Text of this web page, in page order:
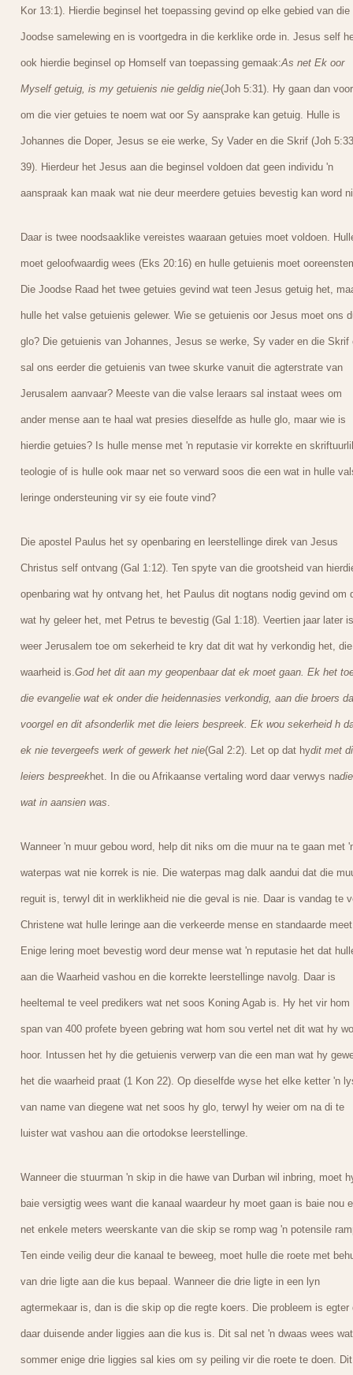
Kor 13:1). Hierdie beginsel het toepassing gevind op elke gebied van die
Joodse samelewing en is voortgedra in die kerklike orde in. Jesus self
ook hierdie beginsel op Homself van toepassing gemaak:As net Ek oor
Myself getuig, is my getuienis nie geldig nie(Joh 5:31). Hy gaan dan
om die vier getuies te noem wat oor Sy aansprake kan getuig. Hulle is
Johannes die Doper, Jesus se eie werke, Sy Vader en die Skrif (Joh
39). Hierdeur het Jesus aan die beginsel voldoen dat geen individu 'n
aanspraak kan maak wat nie deur meerdere getuies bevestig kan word
Daar is twee noodsaaklike vereistes waaraan getuies moet voldoen.
moet geloofwaardig wees (Eks 20:16) en hulle getuienis moet
Die Joodse Raad het twee getuies gevind wat teen Jesus getuig het,
hulle het valse getuienis gelewer. Wie se getuienis oor Jesus moet ons
glo? Die getuienis van Johannes, Jesus se werke, Sy vader en die Skrif
sal ons eerder die getuienis van twee skurke vanuit die agterstrate van
Jerusalem aanvaar? Meeste van die valse leraars sal instaat wees om
ander mense aan te haal wat presies dieselfde as hulle glo, maar wie is
hierdie getuies? Is hulle mense met 'n reputasie vir korrekte en
teologie of is hulle ook maar net so verward soos die een wat in hulle
leringe ondersteuning vir sy eie foute vind?
Die apostel Paulus het sy openbaring en leerstellinge direk van Jesus
Christus self ontvang (Gal 1:12). Ten spyte van die grootsheid van
openbaring wat hy ontvang het, het Paulus dit nogtans nodig gevind om
wat hy geleer het, met Petrus te bevestig (Gal 1:18). Veertien jaar later
weer Jerusalem toe om sekerheid te kry dat dit wat hy verkondig het, die
waarheid is.God het dit aan my geopenbaar dat ek moet gaan. Ek het
die evangelie wat ek onder die heidennasies verkondig, aan die broers
voorgel en dit afsonderlik met die leiers bespreek. Ek wou sekerheid h
ek nie tevergeefs werk of gewerk het nie(Gal 2:2). Let op dat hydit met
leiers bespreekhet. In die ou Afrikaanse vertaling word daar verwys nadie
wat in aansien was.
Wanneer 'n muur gebou word, help dit niks om die muur na te gaan met
waterpas wat nie korrek is nie. Die waterpas mag dalk aandui dat die
reguit is, terwyl dit in werklikheid nie die geval is nie. Daar is vandag te
Christene wat hulle leringe aan die verkeerde mense en standaarde
Enige lering moet bevestig word deur mense wat 'n reputasie het dat
aan die Waarheid vashou en die korrekte leerstellinge navolg. Daar is
heeltemal te veel predikers wat net soos Koning Agab is. Hy het vir hom
span van 400 profete byeen gebring wat hom sou vertel net dit wat hy
hoor. Intussen het hy die getuienis verwerp van die een man wat hy
het die waarheid praat (1 Kon 22). Op dieselfde wyse het elke ketter 'n
van name van diegene wat net soos hy glo, terwyl hy weier om na di te
luister wat vashou aan die ortodokse leerstellinge.
Wanneer die stuurman 'n skip in die hawe van Durban wil inbring, moet
baie versigtig wees want die kanaal waardeur hy moet gaan is baie nou
net enkele meters weerskante van die skip se romp wag 'n potensile
Ten einde veilig deur die kanaal te beweeg, moet hulle die roete met
van drie ligte aan die kus bepaal. Wanneer die drie ligte in een lyn
agtermekaar is, dan is die skip op die regte koers. Die probleem is egter
daar duisende ander liggies aan die kus is. Dit sal net 'n dwaas wees wat
sommer enige drie liggies sal kies om sy peiling vir die roete te doen.